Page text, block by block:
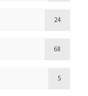
24
68
5